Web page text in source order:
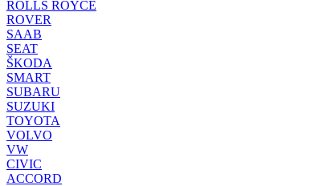
ROLLS ROYCE
ROVER
SAAB
SEAT
ŠKODA
SMART
SUBARU
SUZUKI
TOYOTA
VOLVO
VW
CIVIC
ACCORD